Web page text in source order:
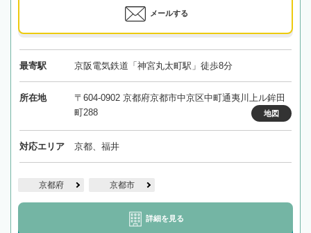
メールする
最寄駅 京阪電気鉄道「神宮丸太町駅」徒歩8分
所在地
〒604-0902 京都府京都市中京区中町通夷川上ル鉾田
町288
地図
対応エリア 京都、福井
京都府 京都市
詳細を見る